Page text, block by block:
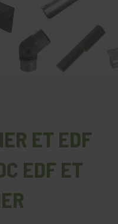
ET EDF
EDF ET